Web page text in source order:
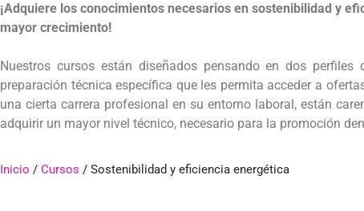
¡Adquiere los conocimientos necesarios en sostenibilidad y
mayor crecimiento!
Nuestros cursos están diseñados pensando en dos
preparación técnica específica que les permita acceder a
una cierta carrera profesional en su entorno laboral, están
adquirir un mayor nivel técnico, necesario para la promoción
Inicio / Cursos / Sostenibilidad y eficiencia energética